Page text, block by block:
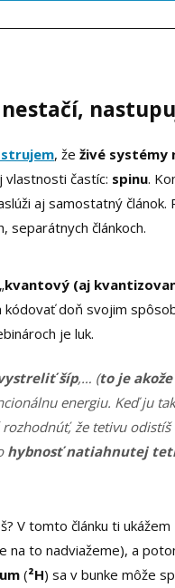
, žeživé systémy
vlastnosti častíc: spinu.
aj samostatný
separátnych článkoch.
kvantový (aj
doň svojim
je luk.
šíp,… (to je
energiu. Keď ju
že tetivu
hybnosť natiahnutej
V tomto článku ti ukážem
na to nadviažeme), a
(²H) sa v bunke môže